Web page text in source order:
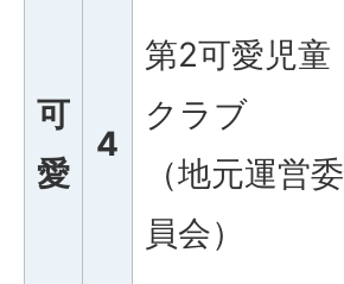
可
愛
4
第2可愛児童
クラブ
（地元運営委
員会）